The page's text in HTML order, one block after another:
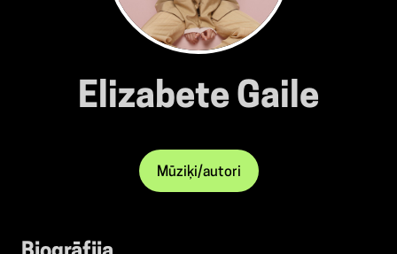
Elizabete Gaile
Mūziķi/autori